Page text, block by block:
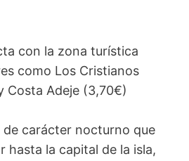
con la zona turística
como Los Cristianos
Costa Adeje (3,70€)
de carácter nocturno que
hasta la capital de la isla,